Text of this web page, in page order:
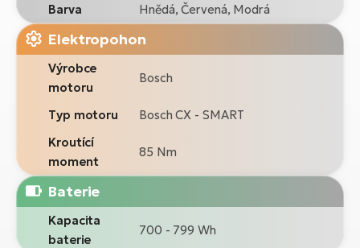
Barva
Hnědá, Červená, Modrá
Elektropohon
Výrobce
motoru
Bosch
Typ motoru
Bosch CX - SMART
Kroutící
moment
85 Nm
Baterie
Kapacita
baterie
700 - 799 Wh